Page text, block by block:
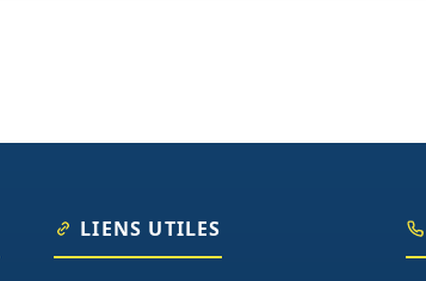
LIENS UTILES